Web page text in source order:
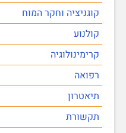
קוגניציה וחקר המוח
קולנוע
קרימינולוגיה
רפואה
תיאטרון
תקשורת